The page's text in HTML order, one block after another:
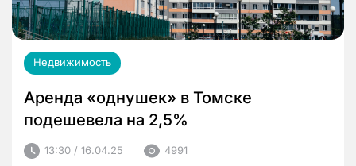
Недвижимость
Аренда «однушек» в Томске
подешевела на 2,5%
13:30 / 16.04.25 4991